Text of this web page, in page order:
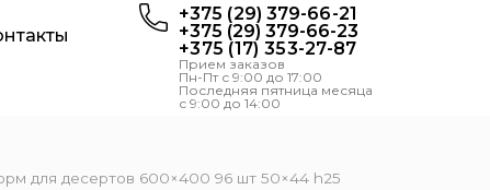
+375 (29) 379-66-21
+375 (29) 379-66-23
+375 (17) 353-27-87
Прием заказов
Пн-Пт с 9:00 до 17:00
Последняя пятница месяца
с 9:00 до 14:00
для десертов 600×400 96 шт 50×44 h25